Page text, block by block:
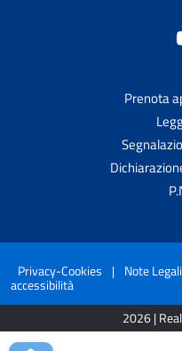
Prenota
Privacy-Cookies | Note Legali
accessibilità
2026 |